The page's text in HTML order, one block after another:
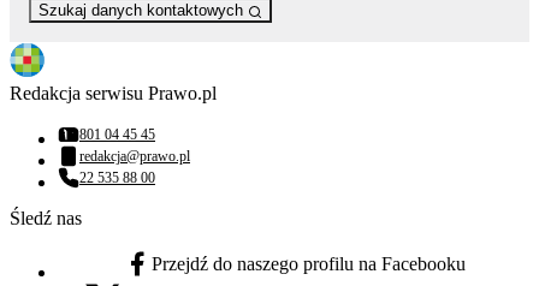
Szukaj danych kontaktowych
Redakcja serwisu Prawo.pl
Numer telefonu:
801 04 45 45
Adres email:
redakcja@prawo.pl
Numer telefonu:
22 535 88 00
Śledź nas
facebook - otwiera się w nowej karcie
Przejdź do naszego profilu na Facebooku